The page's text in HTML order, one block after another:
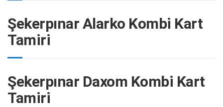
Şekerpınar Alarko Kombi Kart
Tamiri
Şekerpınar Daxom Kombi Kart
Tamiri